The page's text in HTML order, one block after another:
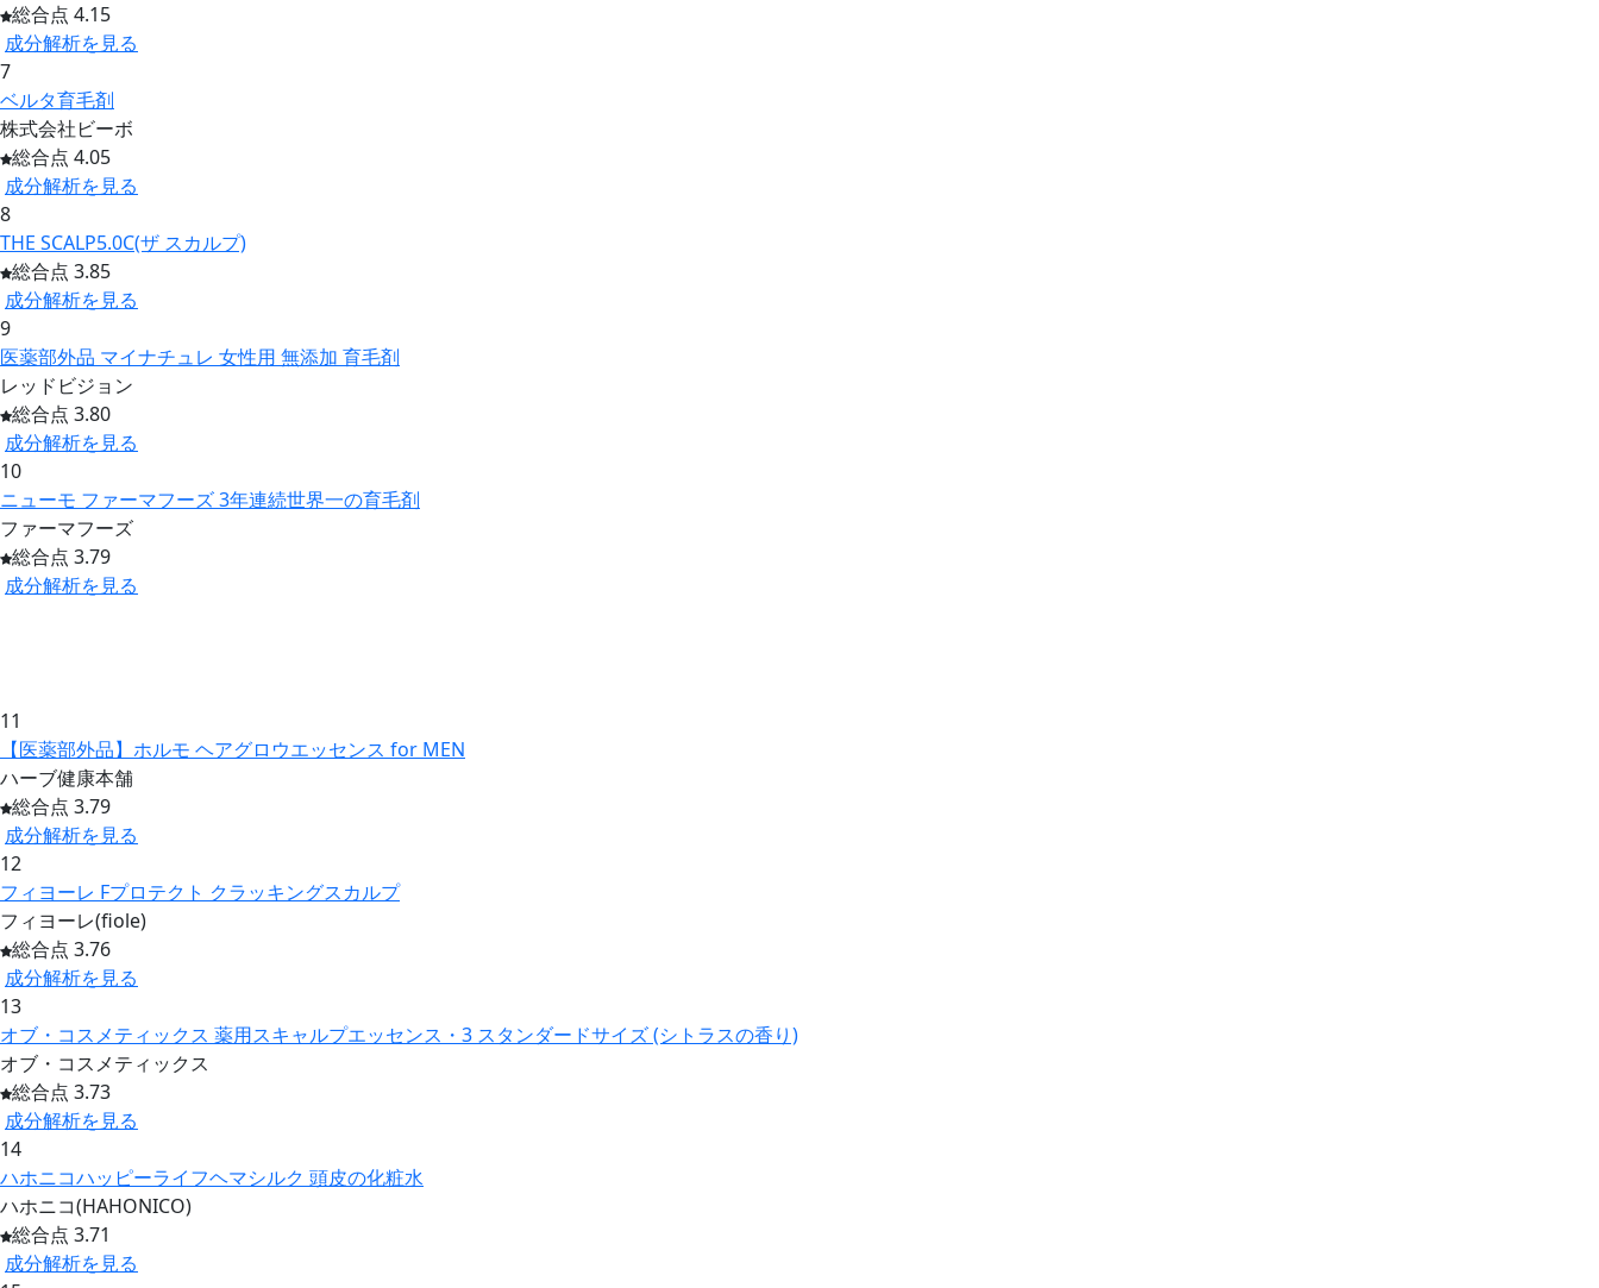
総合点 4.15
成分解析を見る
7
ベルタ育毛剤
株式会社ビーボ
総合点 4.05
成分解析を見る
8
THE SCALP5.0C(ザ スカルプ)
総合点 3.85
成分解析を見る
9
医薬部外品 マイナチュレ 女性用 無添加 育毛剤
レッドビジョン
総合点 3.80
成分解析を見る
10
ニューモ ファーマフーズ 3年連続世界一の育毛剤
ファーマフーズ
総合点 3.79
成分解析を見る
11
【医薬部外品】ホルモ ヘアグロウエッセンス for MEN
ハーブ健康本舗
総合点 3.79
成分解析を見る
12
フィヨーレ Fプロテクト クラッキングスカルプ
フィヨーレ(fiole)
総合点 3.76
成分解析を見る
13
オブ・コスメティックス 薬用スキャルプエッセンス・3 スタンダードサイズ (シトラスの香り)
オブ・コスメティックス
総合点 3.73
成分解析を見る
14
ハホニコハッピーライフヘマシルク 頭皮の化粧水
ハホニコ(HAHONICO)
総合点 3.71
成分解析を見る